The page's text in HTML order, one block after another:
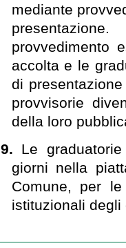
mediante
provvedimento
accolta e le
di
provvisorie
della loro
9. Le
giorni nella
Comune, per
istituzionali degli